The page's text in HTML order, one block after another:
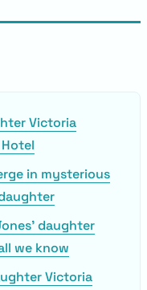
Victoria
in mysterious
daughter
we know
Victoria